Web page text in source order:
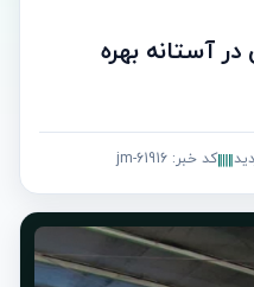
آستانه بهره
کد خبر: jm-61916